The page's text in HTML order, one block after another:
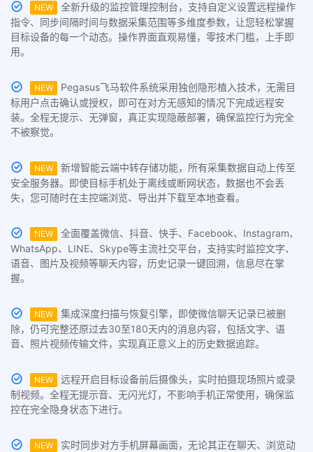
NEW
全新升级的监控管理控制台，支持自定义设置远程操作
指令、同步间隔时间与数据采集范围等多维度参数，让您轻松掌握
目标设备的每一个动态。操作界面直观易懂，零技术门槛，上手即
用。
NEW
Pegasus飞马软件系统采用独创隐形植入技术，无需目
标用户点击确认或授权，即可在对方无感知的情况下完成远程安
装。全程无提示、无弹窗，真正实现隐蔽部署，确保监控行为完全
不被察觉。
NEW
新增智能云端中转存储功能，所有采集数据自动上传至
安全服务器。即使目标手机处于离线或断网状态，数据也不会丢
失，您可随时在主控端浏览、导出并下载至本地查看。
NEW
全面覆盖微信、抖音、快手、Facebook、Instagram、
WhatsApp、LINE、Skype等主流社交平台，支持实时监控文字、
语音、图片及视频等聊天内容，历史记录一键回溯，信息尽在掌
握。
NEW
集成深度扫描与恢复引擎，即使微信聊天记录已被删
除，仍可完整还原过去30至180天内的消息内容，包括文字、语
音、照片视频传输文件，实现真正意义上的历史数据追踪。
NEW
远程开启目标设备前后摄像头，实时拍摄现场照片或录
制视频。全程无提示音、无闪光灯，不影响手机正常使用，确保监
控在完全隐身状态下进行。
NEW
实时同步对方手机屏幕画面，无论其正在聊天、浏览动